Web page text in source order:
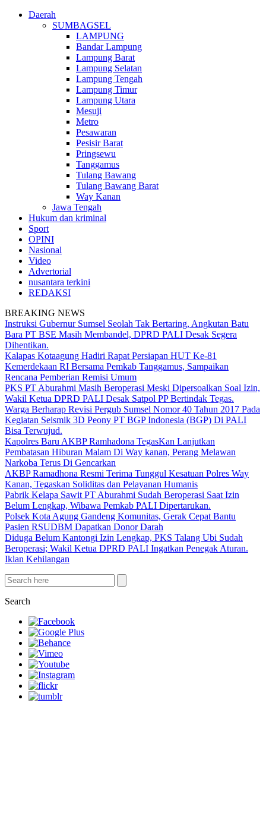
Daerah
SUMBAGSEL
LAMPUNG
Bandar Lampung
Lampung Barat
Lampung Selatan
Lampung Tengah
Lampung Timur
Lampung Utara
Mesuji
Metro
Pesawaran
Pesisir Barat
Pringsewu
Tanggamus
Tulang Bawang
Tulang Bawang Barat
Way Kanan
Jawa Tengah
Hukum dan kriminal
Sport
OPINI
Nasional
Video
Advertorial
nusantara terkini
REDAKSI
BREAKING NEWS
Instruksi Gubernur Sumsel Seolah Tak Bertaring, Angkutan Batu
Bara PT BSE Masih Membandel, DPRD PALI Desak Segera
Dihentikan.
Kalapas Kotaagung Hadiri Rapat Persiapan HUT Ke-81
Kemerdekaan RI Bersama Pemkab Tanggamus, Sampaikan
Rencana Pemberian Remisi Umum
PKS PT Aburahmi Masih Beroperasi Meski Dipersoalkan Soal Izin,
Wakil Ketua DPRD PALI Desak Satpol PP Bertindak Tegas.
Warga Berharap Revisi Pergub Sumsel Nomor 40 Tahun 2017 Pada
Kegiatan Seismik 3D Peony PT BGP Indonesia (BGP) Di PALI
Bisa Terwujud.
Kapolres Baru AKBP Ramhadona TegasKan Lanjutkan
Pembatasan Hiburan Malam Di Way kanan, Perang Melawan
Narkoba Terus Di Gencarkan
AKBP Ramadhona Resmi Terima Tunggul Kesatuan Polres Way
Kanan, Tegaskan Soliditas dan Pelayanan Humanis
Pabrik Kelapa Sawit PT Aburahmi Sudah Beroperasi Saat Izin
Belum Lengkap, Wibawa Pemkab PALI Dipertarukan.
Polsek Kota Agung Gandeng Komunitas, Gerak Cepat Bantu
Pasien RSUDBM Dapatkan Donor Darah
Diduga Belum Kantongi Izin Lengkap, PKS Talang Ubi Sudah
Beroperasi; Wakil Ketua DPRD PALI Ingatkan Penegak Aturan.
Iklan Kehilangan
Search